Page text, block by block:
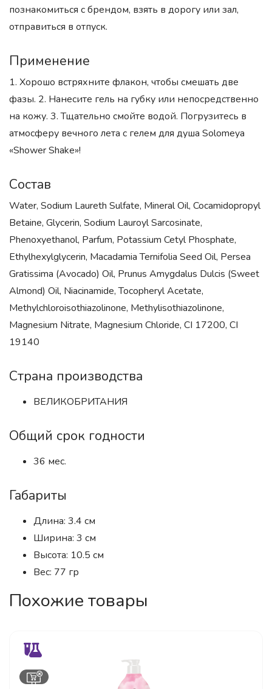
познакомиться с брендом, взять в дорогу или зал,
отправиться в отпуск.
Применение
1. Хорошо встряхните флакон, чтобы смешать две
фазы. 2. Нанесите гель на губку или непосредственно
на кожу. 3. Тщательно смойте водой. Погрузитесь в
атмосферу вечного лета с гелем для душа Solomeya
«Shower Shake»!
Состав
Water, Sodium Laureth Sulfate, Mineral Oil, Cocamidopropyl
Betaine, Glycerin, Sodium Lauroyl Sarcosinate,
Phenoxyethanol, Parfum, Potassium Cetyl Phosphate,
Ethylhexylglycerin, Macadamia Ternifolia Seed Oil, Persea
Gratissima (Avocado) Oil, Prunus Amygdalus Dulcis (Sweet
Almond) Oil, Niacinamide, Tocopheryl Acetate,
Methylchloroisothiazolinone, Methylisothiazolinone,
Magnesium Nitrate, Magnesium Chloride, CI 17200, CI
19140
Страна производства
ВЕЛИКОБРИТАНИЯ
Общий срок годности
36 мес.
Габариты
Длина: 3.4 см
Ширина: 3 см
Высота: 10.5 см
Вес: 77 гр
Похожие товары